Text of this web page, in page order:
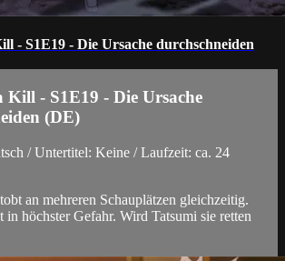
- S1E19 - Die Ursache durchschneiden
Kill - S1E19 - Die Ursache
(DE)
/ Untertitel: Keine / Laufzeit: ca. 24
an mehreren Schauplätzen gleichzeitig.
in höchster Gefahr. Wird Tatsumi sie retten